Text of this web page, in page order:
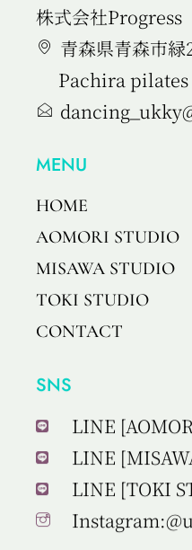
株式会社Progress
青森県青森市緑
Pachira pilates
MENU
HOME
AOMORI STUDIO
MISAWA STUDIO
TOKI STUDIO
CONTACT
SNS
LINE
LINE
LINE [TOKI